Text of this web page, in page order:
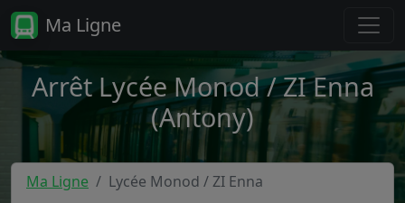
Ma Ligne
Arrêt Lycée Monod / ZI Enna
(Antony)
Ma Ligne Lycée Monod / ZI Enna